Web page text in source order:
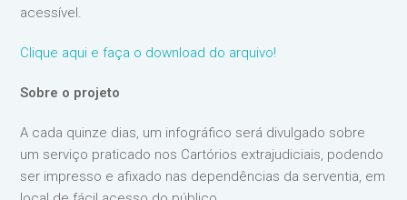
acessível.
Clique aqui e faça o download do arquivo!
Sobre o projeto
A cada quinze dias, um infográfico será divulgado sobre
um serviço praticado nos Cartórios extrajudiciais, podendo
ser impresso e afixado nas dependências da serventia, em